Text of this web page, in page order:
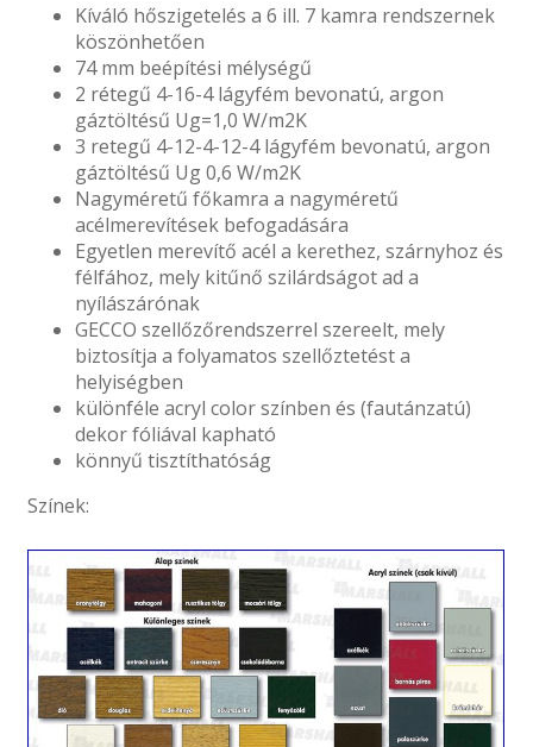
Kíváló hőszigetelés a 6 ill. 7 kamra rendszernek
köszönhetően
74 mm beépítési mélységű
2 rétegű 4-16-4 lágyfém bevonatú, argon
gáztöltésű Ug=1,0 W/m2K
3 retegű 4-12-4-12-4 lágyfém bevonatú, argon
gáztöltésű Ug 0,6 W/m2K
Nagyméretű főkamra a nagyméretű
acélmerevítések befogadására
Egyetlen merevítő acél a kerethez, szárnyhoz és
félfához, mely kitűnő szilárdságot ad a
nyílászárónak
GECCO szellőzőrendszerrel szereelt, mely
biztosítja a folyamatos szellőztetést a
helyiségben
különféle acryl color színben és (fautánzatú)
dekor fóliával kapható
könnyű tisztíthatóság
Színek: